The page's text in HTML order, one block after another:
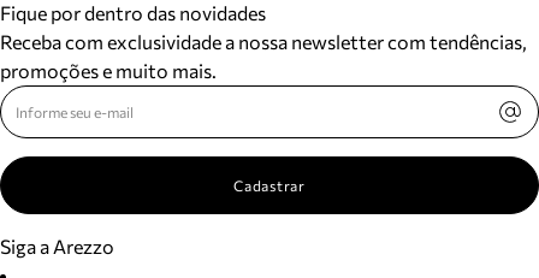
Fique por dentro das novidades
Receba com exclusividade a nossa newsletter com tendências,
promoções e muito mais.
Cadastrar
Siga a Arezzo